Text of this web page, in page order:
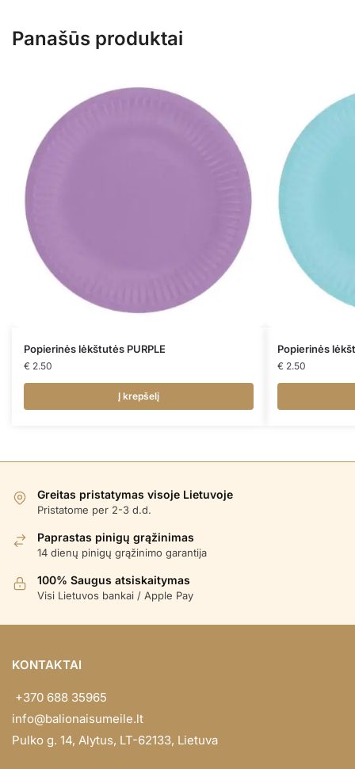
Panašūs produktai
Popierinės lėkštutės PURPLE
€ 2.50
Į krepšelį
Popierinės
€ 2.50
Greitas pristatymas visoje Lietuvoje
Pristatome per 2-3 d.d.
Paprastas pinigų grąžinimas
14 dienų pinigų grąžinimo garantija
100% Saugus atsiskaitymas
Visi Lietuvos bankai / Apple Pay
KONTAKTAI
+370 688 35965
info@balionaisumeile.lt
Pulko g. 14, Alytus, LT-62133, Lietuva